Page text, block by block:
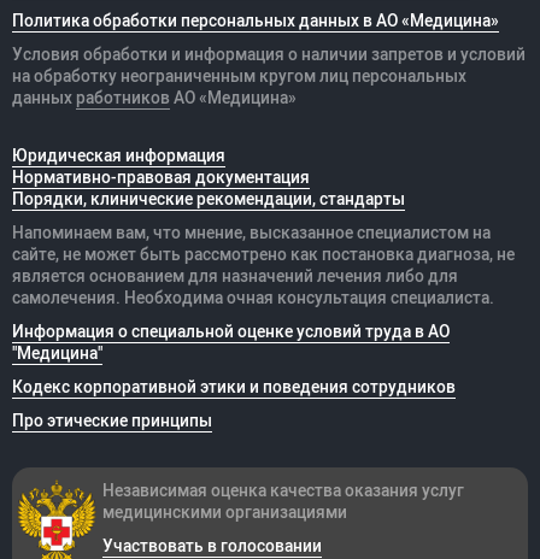
Политика обработки персональных данных в АО «Медицина»
Условия обработки и информация о наличии запретов и условий
на обработку неограниченным кругом лиц персональных
данных работников АО «Медицина»
Юридическая информация
Нормативно-правовая документация
Порядки, клинические рекомендации, стандарты
Напоминаем вам, что мнение, высказанное специалистом на
сайте, не может быть рассмотрено как постановка диагноза, не
является основанием для назначений лечения либо для
самолечения. Необходима очная консультация специалиста.
Информация о специальной оценке условий труда в АО
"Медицина"
Кодекс корпоративной этики и поведения сотрудников
Про этические принципы
Независимая оценка качества оказания услуг
медицинскими организациями
Участвовать в голосовании